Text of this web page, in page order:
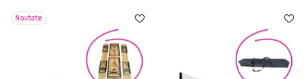
Noutate